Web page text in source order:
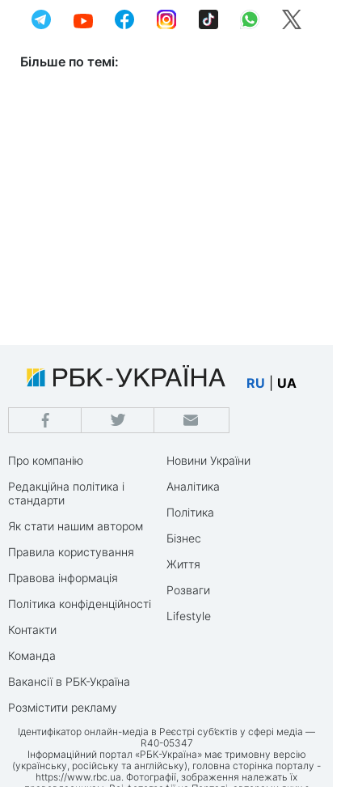
Більше по темі:
RU UA
Про компанію
Редакційна політика і
стандарти
Як стати нашим автором
Правила користування
Правова інформація
Політика конфіденційності
Контакти
Команда
Вакансії в РБК-Україна
Розмістити рекламу
Новини України
Аналітика
Політика
Бізнес
Життя
Розваги
Lifestyle
Ідентифікатор онлайн-медіа в Реєстрі суб’єктів у сфері медіа —
R40-05347
Інформаційний портал «РБК-Україна» має тримовну версію
(українську, російську та англійську), головна сторінка порталу -
https://www.rbc.ua. Фотографії, зображення належать їх